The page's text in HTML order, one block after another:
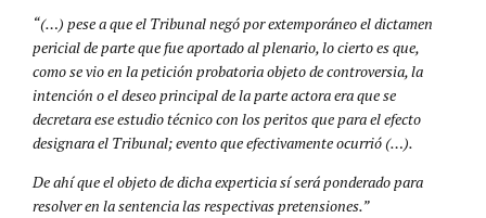
“(…) pese a que el Tribunal negó por extemporáneo el dictamen
pericial de parte que fue aportado al plenario, lo cierto es que,
como se vio en la petición probatoria objeto de controversia, la
intención o el deseo principal de la parte actora era que se
decretara ese estudio técnico con los peritos que para el efecto
designara el Tribunal; evento que efectivamente ocurrió (…).
De ahí que el objeto de dicha experticia sí será ponderado para
resolver en la sentencia las respectivas pretensiones.”